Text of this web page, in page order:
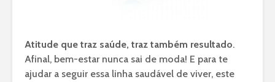
Atitude que traz saúde, traz também resultado.
Afinal, bem-estar nunca sai de moda! E para te
ajudar a seguir essa linha saudável de viver, este